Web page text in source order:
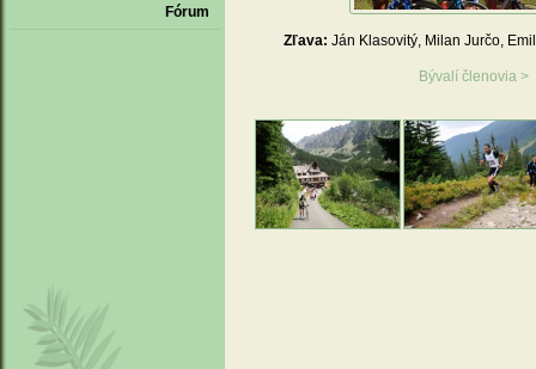
Fórum
Zľava: Ján Klasovitý, Milan Jurčo,
Bývalí členovia >